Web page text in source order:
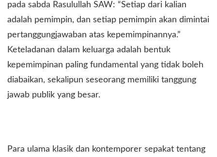
pada sabda Rasulullah SAW: “Setiap dari kalian
adalah pemimpin, dan setiap pemimpin akan dimintai
pertanggungjawaban atas kepemimpinannya.”
Keteladanan dalam keluarga adalah bentuk
kepemimpinan paling fundamental yang tidak boleh
diabaikan, sekalipun seseorang memiliki tanggung
jawab publik yang besar.
Para ulama klasik dan kontemporer sepakat tentang